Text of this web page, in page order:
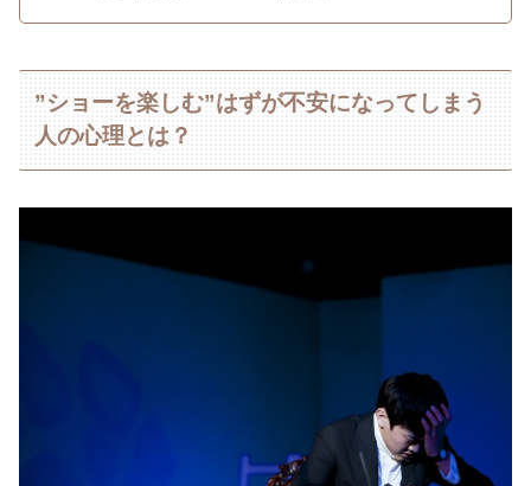
”ショーを楽しむ”はずが不安になってしまう
人の心理とは？